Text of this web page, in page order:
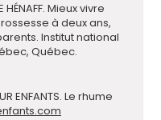
Mieux vivre
à deux ans,
Institut national
Québec.
ENFANTS. Le rhume